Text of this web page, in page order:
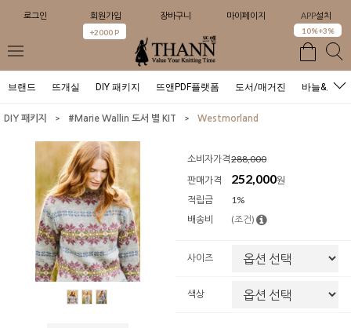
로그인 회원가입
+2000 P
장바구니 마이페이지 APP설치
10%+3%
브랜드 뜨개실 DIY 패키지 뜨앤PDF플랫폼 도서/매거진 바늘&도구
DIY 패키지 > #Marie Wallin 도서 별 KIT > Westmorland
소비자가격288,000
판매가격
252,000원
적립금
1%
배송비
(조건)
사이즈
색상